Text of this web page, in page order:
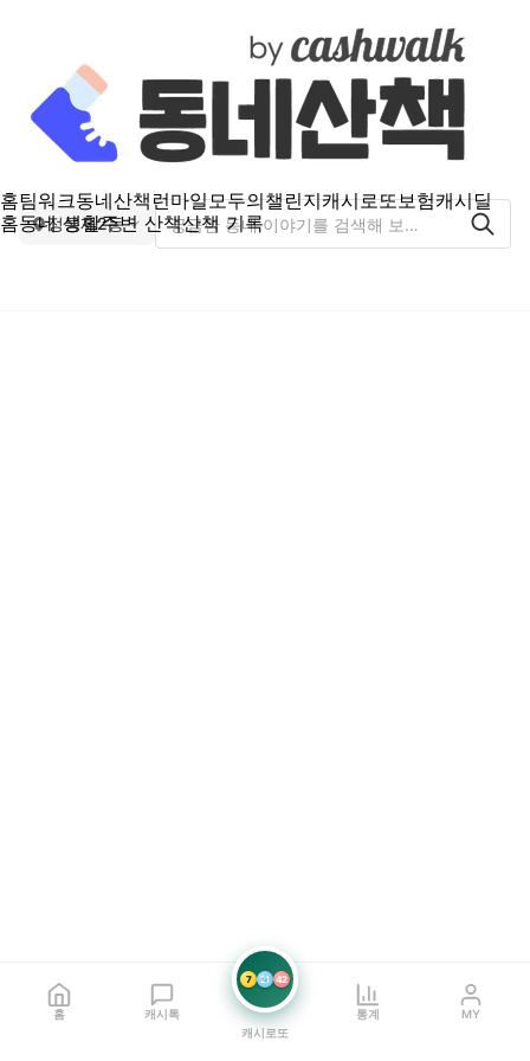
홈팀워크동네산책 런마일모두의챌린지캐시로또보험캐시딜
홈동네 생활주변 산책산책 기록
정릉제2동
홈 캐시톡
7 21 42
캐시로또
통계 MY